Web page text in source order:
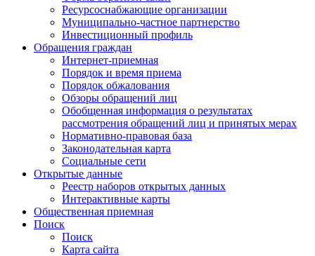
Ресурсоснабжающие организации
Муниципально-частное партнерство
Инвестиционный профиль
Обращения граждан
Интернет-приемная
Порядок и время приема
Порядок обжалования
Обзоры обращений лиц
Обобщенная информация о результатах
рассмотрения обращений лиц и принятых мерах
Нормативно-правовая база
Законодательная карта
Социальные сети
Открытые данные
Реестр наборов открытых данных
Интерактивные карты
Общественная приемная
Поиск
Поиск
Карта сайта